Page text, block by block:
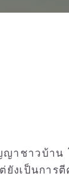
าชาวบ้าน
ยังเป็นกา